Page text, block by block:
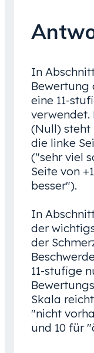
In
Bewertung
eine 11-
verwendet.
(Null) steht
die linke
("sehr viel
Seite von
besser").
In
der
der
11-stufige
Skala
"nicht
und 10 für